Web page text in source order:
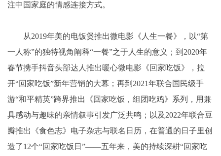
注中国家庭的情感连接方式。
从2019年美的电饭煲推出微电影《人生一餐》，以“第
一人称”的独特视角阐释“一餐”之于人生的意义；到2020年
春节携手抖音头部达人推出暖心微电影《回家吃饭》，拉
开“回家吃饭”新年营销的大幕；再到2021年联合国民级手
游“和平精英”跨界推出《回家吃饭，组团吃鸡》系列，用兼
具感动与趣味的亲情叙事引发广泛共鸣；以及2022年联合豆
瓣推出《食色志》电子杂志与联名日历，在普通的日子里创
造了12个“回家吃饭日”——五年来，美的持续深耕“回家吃